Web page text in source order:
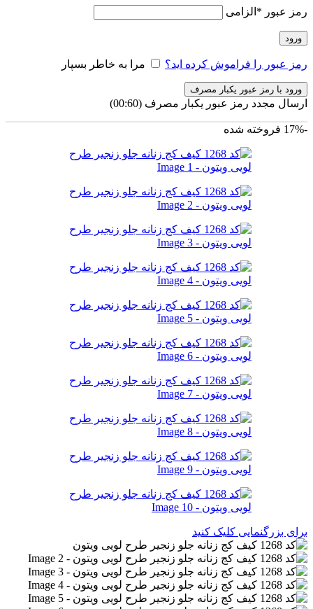
رمز عبور * الزامی
ورود
رمز عبور را فراموش کرده اید؟ مرا به خاطر بسپار
ورود با رمز عبور یکبار مصرف
ارسال مجدد رمز عبور یکبار مصرف (00:
60
)
-17% فروخته شده
برای بزرگنمایی کلیک کنید